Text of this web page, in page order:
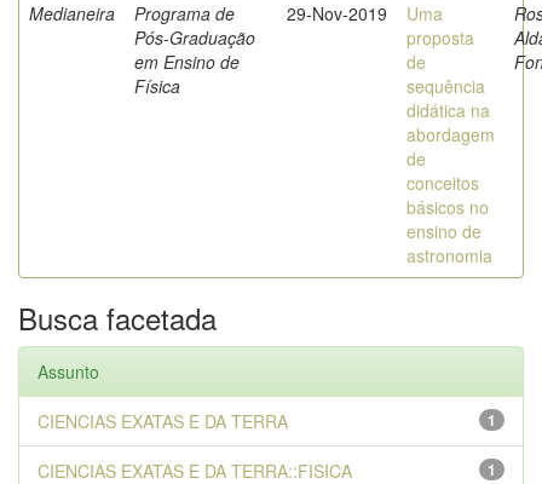
Medianeira
Programa de
Pós-Graduação
em Ensino de
Física
29-Nov-2019
Uma
proposta
de
sequência
didática na
abordagem
de
conceitos
básicos no
ensino de
astronomia
Busca facetada
Assunto
1
CIENCIAS EXATAS E DA TERRA
1
CIENCIAS EXATAS E DA TERRA::FISICA